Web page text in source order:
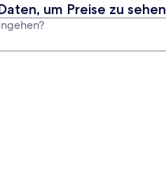
um Preise zu sehen